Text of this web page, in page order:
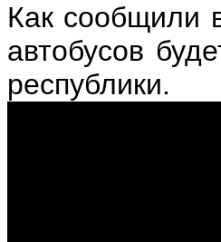
Как сообщили
автобусов
республики.